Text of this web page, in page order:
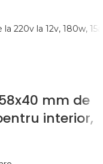
mm de
interior,